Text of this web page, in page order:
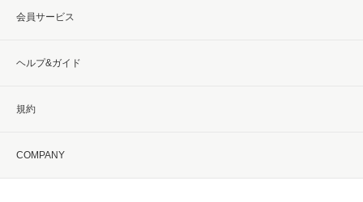
会員サービス
ヘルプ&ガイド
規約
COMPANY